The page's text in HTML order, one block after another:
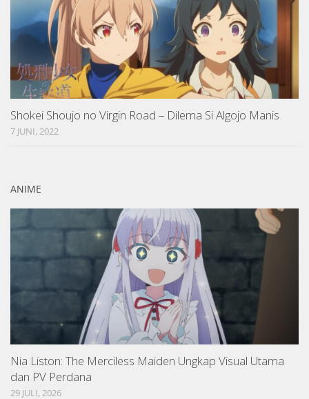
Shokei Shoujo no Virgin Road – Dilema Si Algojo Manis
7 JUNI, 2022
ANIME
Nia Liston: The Merciless Maiden Ungkap Visual Utama
dan PV Perdana
29 JULI, 2026